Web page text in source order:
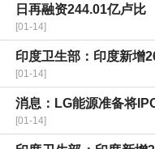
日再融资244.01亿卢比
[01-14]
印度卫生部：印度新增
[01-14]
消息：LG能源准备将
[01-14]